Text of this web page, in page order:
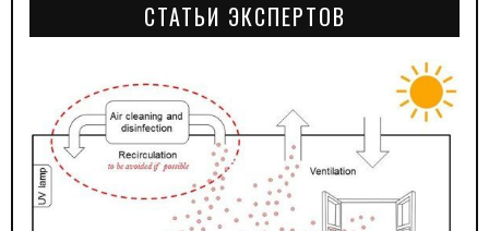
СТАТЬИ ЭКСПЕРТОВ